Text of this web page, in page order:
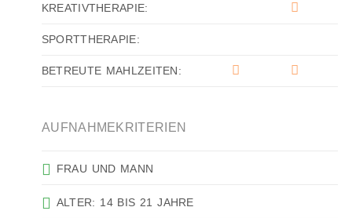
KREATIVTHERAPIE:
SPORTTHERAPIE:
BETREUTE MAHLZEITEN:
AUFNAHMEKRITERIEN
FRAU UND MANN
ALTER: 14 BIS 21 JAHRE